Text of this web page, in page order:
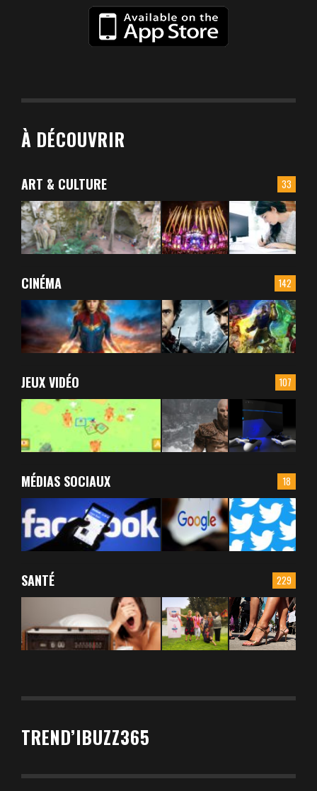
À DÉCOUVRIR
33
ART & CULTURE
142
CINÉMA
107
JEUX VIDÉO
18
MÉDIAS SOCIAUX
229
SANTÉ
TREND’IBUZZ365